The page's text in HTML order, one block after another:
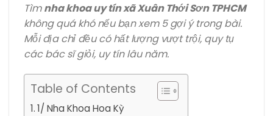
Tìmnha khoa uy tín xã Xuân Thới Sơn TPHCM
không quá khó nếu bạn xem 5 gợi ý trong bài.
Mỗi địa chỉ đều có hất lượng vượt trội, quy tụ
các bác sĩ giỏi, uy tín lâu năm.
Table of Contents
1/ Nha Khoa Hoa Kỳ